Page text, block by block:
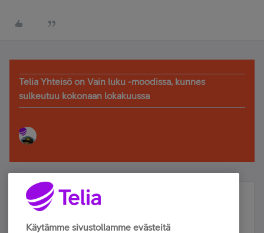
Telia Yhteisö on Vain luku -moodissa, kunnes
sulkeutuu kokonaan lokakuussa
Älä jää paitsi – osallistu ja voita!
Tilaa Telian uutiskirje ja olet mukana arvonnassa.
Käytämme sivustollamme evästeitä